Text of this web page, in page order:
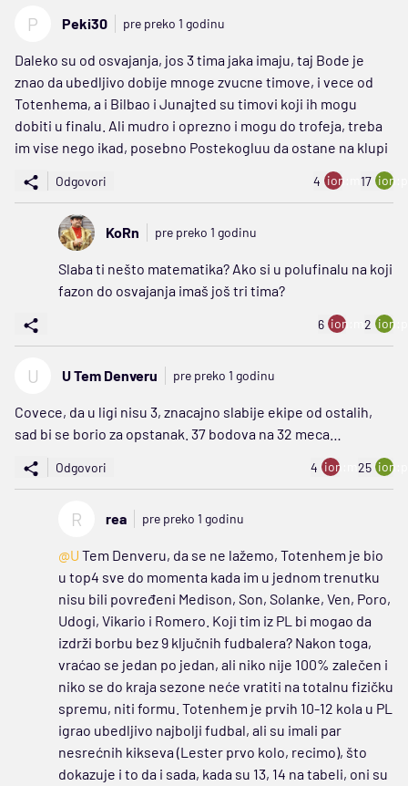
P Peki30 pre preko 1 godinu
Daleko su od osvajanja, jos 3 tima jaka imaju, taj Bode je
znao da ubedljivo dobije mnoge zvucne timove, i vece od
Totenhema, a i Bilbao i Junajted su timovi koji ih mogu
dobiti u finalu. Ali mudro i oprezno i mogu do trofeja, treba
im vise nego ikad, posebno Postekogluu da ostane na klupi
Odgovori 4 ion:minus
17
KoRn pre preko 1 godinu
Slaba ti nešto matematika? Ako si u polufinalu na koji
fazon do osvajanja imaš još tri tima?
6 ion:minus
2
U U Tem Denveru pre preko 1 godinu
Covece, da u ligi nisu 3, znacajno slabije ekipe od ostalih,
sad bi se borio za opstanak. 37 bodova na 32 meca…
Odgovori 4 ion:minus
25
R rea pre preko 1 godinu
@U Tem Denveru, da se ne lažemo, Totenhem je bio
u top4 sve do momenta kada im u jednom trenutku
nisu bili povređeni Medison, Son, Solanke, Ven, Poro,
Udogi, Vikario i Romero. Koji tim iz PL bi mogao da
izdrži borbu bez 9 ključnih fudbalera? Nakon toga,
vraćao se jedan po jedan, ali niko nije 100% zalečen i
niko se do kraja sezone neće vratiti na totalnu fizičku
spremu, niti formu. Totenhem je prvih 10-12 kola u PL
igrao ubedljivo najbolji fudbal, ali su imali par
nesrećnih kikseva (Lester prvo kolo, recimo), što
dokazuje i to da i sada, kada su 13, 14 na tabeli, oni su